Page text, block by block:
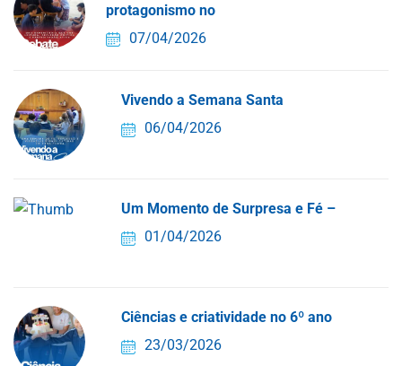
protagonismo no
07/04/2026
Vivendo a Semana Santa
06/04/2026
Um Momento de Surpresa e Fé –
01/04/2026
Ciências e criatividade no 6º ano
23/03/2026